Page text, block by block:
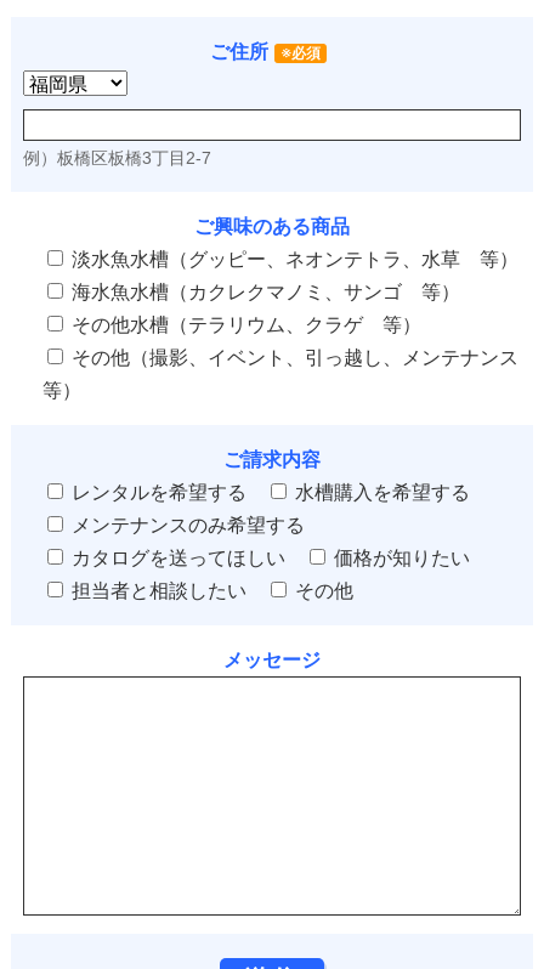
ご住所 ※必須
例）板橋区板橋3丁目2-7
ご興味のある商品
淡水魚水槽（グッピー、ネオンテトラ、水草 等）
海水魚水槽（カクレクマノミ、サンゴ 等）
その他水槽（テラリウム、クラゲ 等）
その他（撮影、イベント、引っ越し、メンテナンス
等）
ご請求内容
レンタルを希望する
水槽購入を希望する
メンテナンスのみ希望する
カタログを送ってほしい
価格が知りたい
担当者と相談したい
その他
メッセージ